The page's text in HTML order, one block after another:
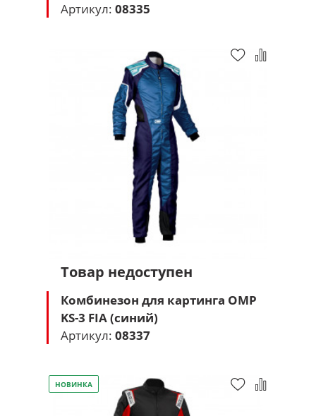
Артикул: 08335
Товар недоступен
Комбинезон для картинга OMP
KS-3 FIA (синий)
Артикул: 08337
НОВИНКА